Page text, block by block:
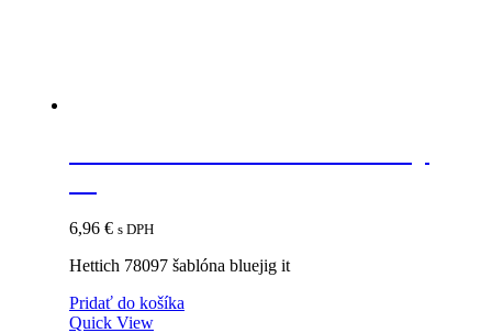
6,96 € s DPH
Hettich 78097 šablóna bluejig it
Pridať do košíka
Quick View